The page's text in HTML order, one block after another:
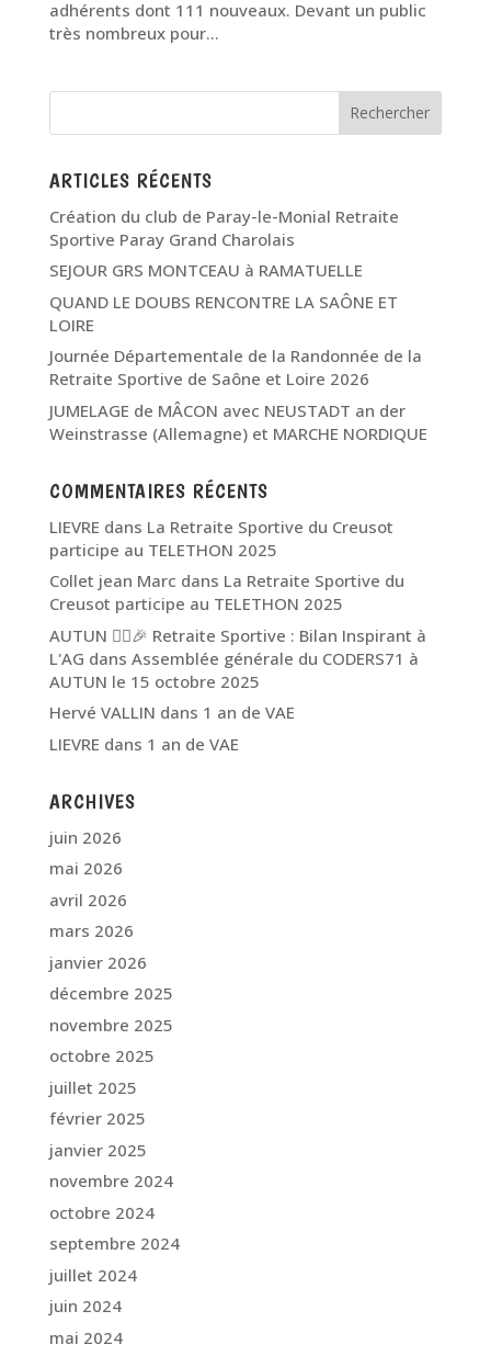
adhérents dont 111 nouveaux. Devant un public
très nombreux pour...
ARTICLES RÉCENTS
Création du club de Paray-le-Monial Retraite
Sportive Paray Grand Charolais
SEJOUR GRS MONTCEAU à RAMATUELLE
QUAND LE DOUBS RENCONTRE LA SAÔNE ET
LOIRE
Journée Départementale de la Randonnée de la
Retraite Sportive de Saône et Loire 2026
JUMELAGE de MÂCON avec NEUSTADT an der
Weinstrasse (Allemagne) et MARCHE NORDIQUE
COMMENTAIRES RÉCENTS
LIEVRE dans La Retraite Sportive du Creusot
participe au TELETHON 2025
Collet jean Marc dans La Retraite Sportive du
Creusot participe au TELETHON 2025
AUTUN 🏃‍♂️🎉 Retraite Sportive : Bilan Inspirant à
L'AG dans Assemblée générale du CODERS71 à
AUTUN le 15 octobre 2025
Hervé VALLIN dans 1 an de VAE
LIEVRE dans 1 an de VAE
ARCHIVES
juin 2026
mai 2026
avril 2026
mars 2026
janvier 2026
décembre 2025
novembre 2025
octobre 2025
juillet 2025
février 2025
janvier 2025
novembre 2024
octobre 2024
septembre 2024
juillet 2024
juin 2024
mai 2024